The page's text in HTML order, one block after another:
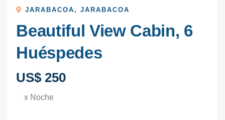
JARABACOA ,JARABACOA
Beautiful View Cabin, 6
Huéspedes
US$ 250
x Noche